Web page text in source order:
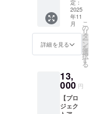
メッ
セージ
+活動報
告メー
ル+サー
モステ
募集と
は別
品工場
様など
まのご
支援を
受けた
活動
が、今
り多量
のCO2
排出量
を削減
し続け
定：
2025
年11
月
詳細を見る
こ
の
リ
タ
ー
ン
を
選
択
す
る
13,
000 円
【プロ
ジェク